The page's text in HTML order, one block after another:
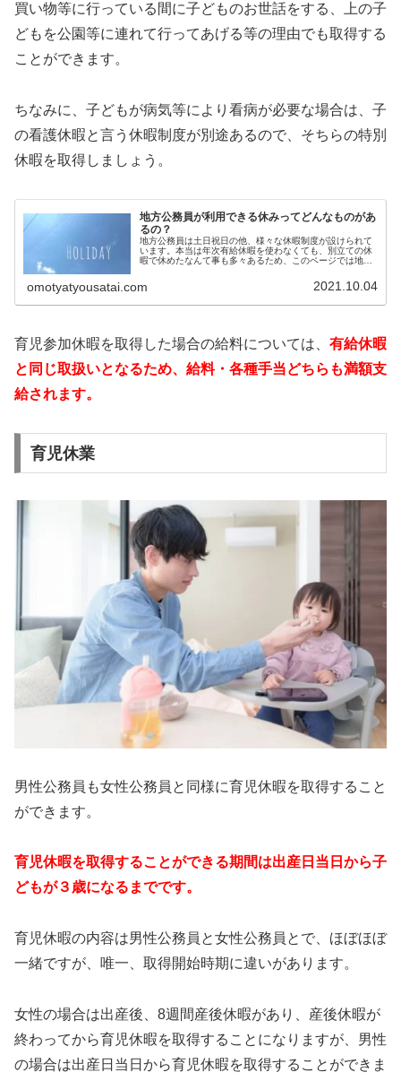
買い物等に行っている間に子どものお世話をする、上の子
どもを公園等に連れて行ってあげる等の理由でも取得する
ことができます。
ちなみに、子どもが病気等により看病が必要な場合は、子
の看護休暇と言う休暇制度が別途あるので、そちらの特別
休暇を取得しましょう。
地方公務員が利用できる休みってどんなものがあ
るの？
地方公務員は土日祝日の他、様々な休暇制度が設けられて
います。本当は年次有給休暇を使わなくても、別立ての休
暇で休めたなんて事も多々あるため、このページでは地方
omotyatyousatai.com 2021.10.04
育児参加休暇を取得した場合の給料については、 有給休暇
と同じ取扱いとなるため、給料・各種手当どちらも満額支
給されます。
育児休業
男性公務員も女性公務員と同様に育児休暇を取得すること
ができます。
育児休暇を取得することができる期間は出産日当日から子
どもが３歳になるまでです。
育児休暇の内容は男性公務員と女性公務員とで、ほぼほぼ
一緒ですが、唯一、取得開始時期に違いがあります。
女性の場合は出産後、8週間産後休暇があり、産後休暇が
終わってから育児休暇を取得することになりますが、男性
の場合は出産日当日から育児休暇を取得することができま